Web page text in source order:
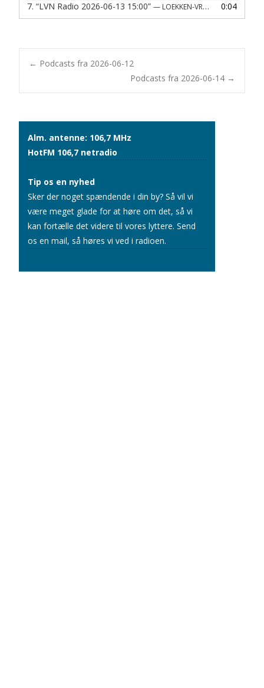
7. “LVN Radio 2026-06-13 15:00” — LOEKKEN-VRAA NAERRADIO 0:04
Post
← Podcasts fra 2026-06-12
Podcasts fra 2026-06-14 →
Alm. antenne: 106,7 MHz
HotFM 106,7 netradio
Tip os en nyhed
Sker der noget spændende i din by? Så vil vi
være meget glade for at høre om det, så vi
kan fortælle det videre til vores lyttere. Send
os en mail, så høres vi ved i radioen.